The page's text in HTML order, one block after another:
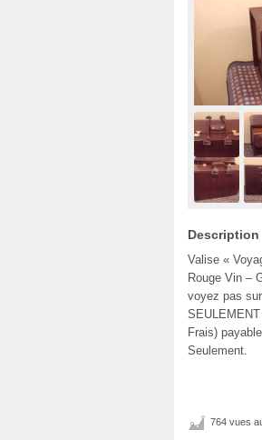
Description
Valise «
Rouge Vin –
voyez pas
Frais)
Seulement.
764 vues